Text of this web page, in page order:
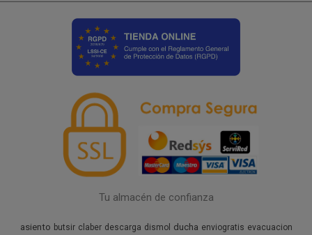
Tu almacén de confianza
asiento butsir claber descarga dismol ducha enviogratis evacuacion